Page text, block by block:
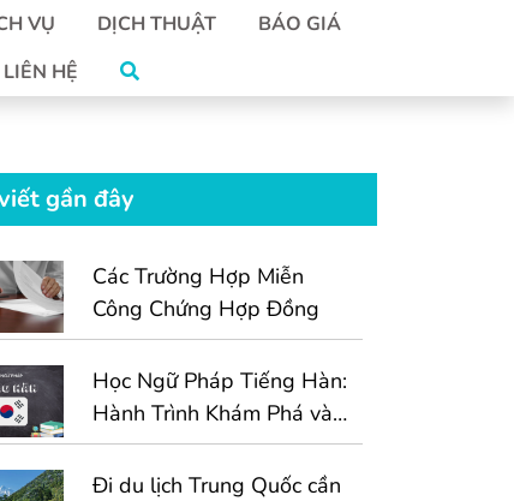
VỤ DỊCH THUẬT
BÁO GIÁ
LIÊN HỆ
gần đây
Các Trường Hợp Miễn
Công Chứng Hợp Đồng
Học Ngữ Pháp Tiếng Hàn:
Hành Trình Khám Phá và
Vượt Qua Thử Thách
Đi du lịch Trung Quốc cần